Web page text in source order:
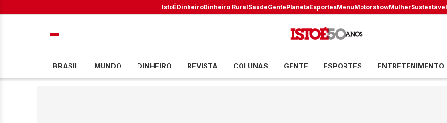
IstoÉDinheiroDinheiro RuralSaúdeGentePlanetaEsportesMenuMotorshowMulherSustentável
BRASIL MUNDO DINHEIRO REVISTA COLUNAS GENTE ESPORTES ENTRETENIMENTO